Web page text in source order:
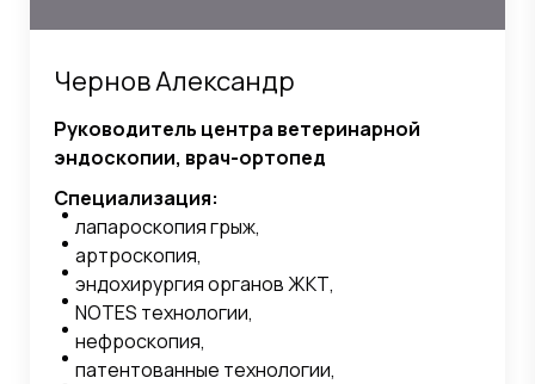
Чернов Александр
Руководитель центра ветеринарной
эндоскопии, врач-ортопед
Специализация:
лапароскопия грыж,
артроскопия,
эндохирургия органов ЖКТ,
NOTES технологии,
нефроскопия,
патентованные технологии,